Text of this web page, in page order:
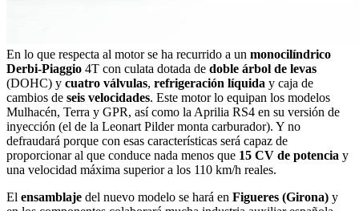
En lo que respecta al motor se ha recurrido a un monocilíndrico
Derbi-Piaggio 4T con culata dotada de doble árbol de levas
(DOHC) y cuatro válvulas, refrigeración líquida y caja de
cambios de seis velocidades. Este motor lo equipan los modelos
Mulhacén, Terra y GPR, así como la Aprilia RS4 en su versión de
inyección (el de la Leonart Pilder monta carburador). Y no
defraudará porque con esas características será capaz de
proporcionar al que conduce nada menos que 15 CV de potencia y
una velocidad máxima superior a los 110 km/h reales.
El ensamblaje del nuevo modelo se hará en Figueres (Girona) y